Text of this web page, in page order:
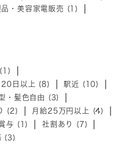
品・美容家電販売 (1)
日以上 (8)
駅近 (10)
・髪色自由 (3)
(2)
月給25万円以上 (4)
与 (1)
社割あり (7)
(3)